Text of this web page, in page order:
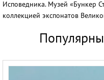
Исповедника. Музей «Бункер
коллекцией экспонатов